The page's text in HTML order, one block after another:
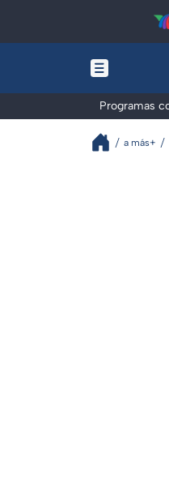
Programas
a más+